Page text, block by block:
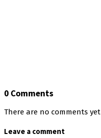
0 Comments
There are no comments yet
Leave a comment